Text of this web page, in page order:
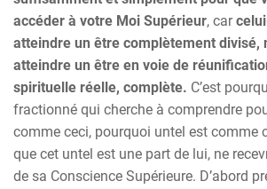
accéder à votre Moi Supérieur, car
atteindre un être complètement divisé,
atteindre un être en voie de
spirituelle réelle, complète. C’est
fractionné qui cherche à comprendre
comme ceci, pourquoi untel est comme
que cet untel est une part de lui, ne
de sa Conscience Supérieure. D’abord